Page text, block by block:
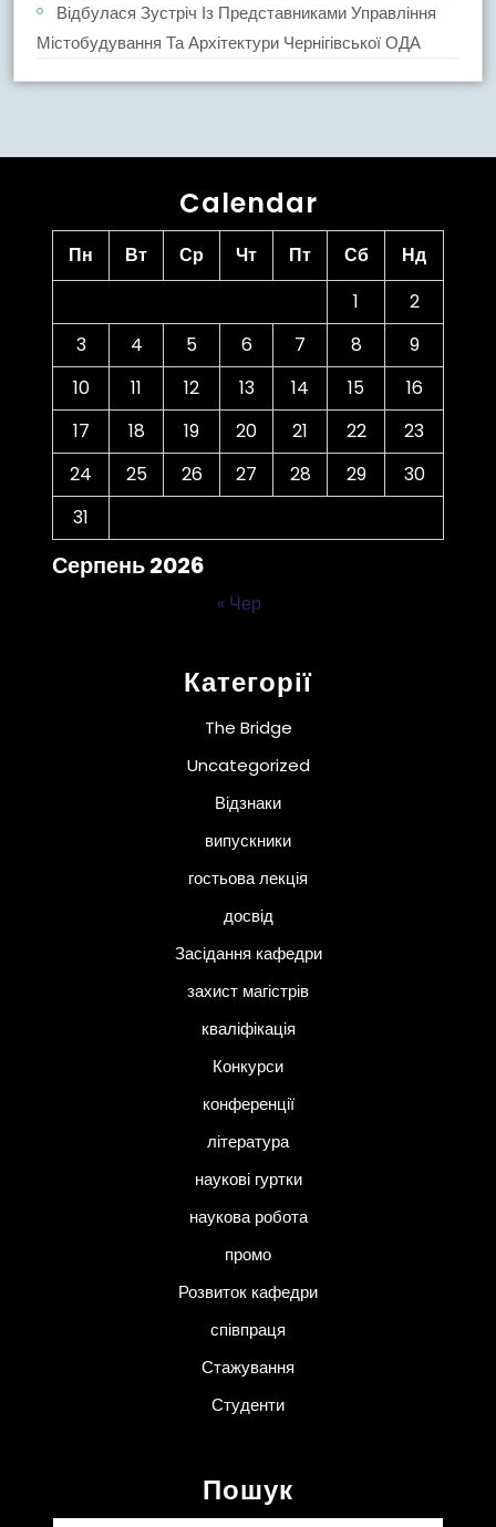
Відбулася Зустріч Із Представниками Управління
Містобудування Та Архітектури Чернігівської ОДА
Calendar
Серпень 2026
Пн Вт Ср Чт Пт Сб
Нд
1
2
3
4 5 6 7 8
9
10
11 12 13 14 15
16
17
18 19 20 21 22
23
24
25 26 27 28 29
30
31
« Чер
Категорії
The Bridge
Uncategorized
Відзнаки
випускники
гостьова лекція
досвід
Засідання кафедри
захист магістрів
кваліфікація
Конкурси
конференції
література
наукові гуртки
наукова робота
промо
Розвиток кафедри
співпраця
Стажування
Студенти
Пошук